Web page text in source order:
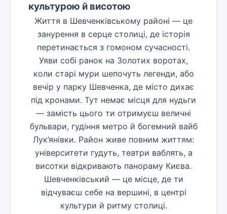
культурою й висотою
Життя в Шевченківському районі — це
занурення в серце столиці, де історія
перетинається з гомоном сучасності.
Уяви собі ранок на Золотих воротах,
коли старі мури шепочуть легенди, або
вечір у парку Шевченка, де місто дихає
під кронами. Тут немає місця для нудьги
— замість цього ти отримуєш величні
бульвари, гудіння метро й богемний вайб
Лук’янівки. Район живе повним життям:
університети гудуть, театри ваблять, а
висотки відкривають панораму Києва.
Шевченківський — це місце, де ти
відчуваєш себе на вершині, в центрі
культури й ритму столиці.